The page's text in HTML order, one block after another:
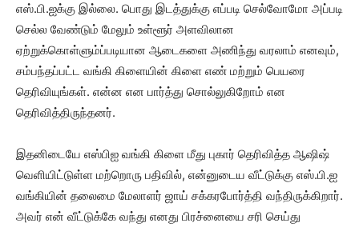
எஸ்.பி.ஐக்கு இல்லை. பொது இடத்துக்கு எப்படி செல்வோமோ அப்படி
செல்ல வேண்டும் மேலும் உள்ளூர் அளவிலான
ஏற்றுக்கொள்ளும்ப்படியான ஆடைகளை அணிந்து வரலாம் எனவும்,
சம்பந்தப்பட்ட வங்கி கிளையின் கிளை எண் மற்றும் பெயரை
தெரிவியுங்கள். என்ன என பார்த்து சொல்லுகிறோம் என
தெரிவித்திருந்தனர்.
இதனிடையே எஸ்பிஐ வங்கி கிளை மீது புகார் தெரிவித்த ஆஷிஷ்
வெளியிட்டுள்ள மற்றொரு பதிவில், என்னுடைய வீட்டுக்கு எஸ்.பி.ஐ
வங்கியின் தலைமை மேலாளர் ஜாய் சக்கரபோர்த்தி வந்திருக்கிறார்.
அவர் என் வீட்டுக்கே வந்து எனது பிரச்னையை சரி செய்து